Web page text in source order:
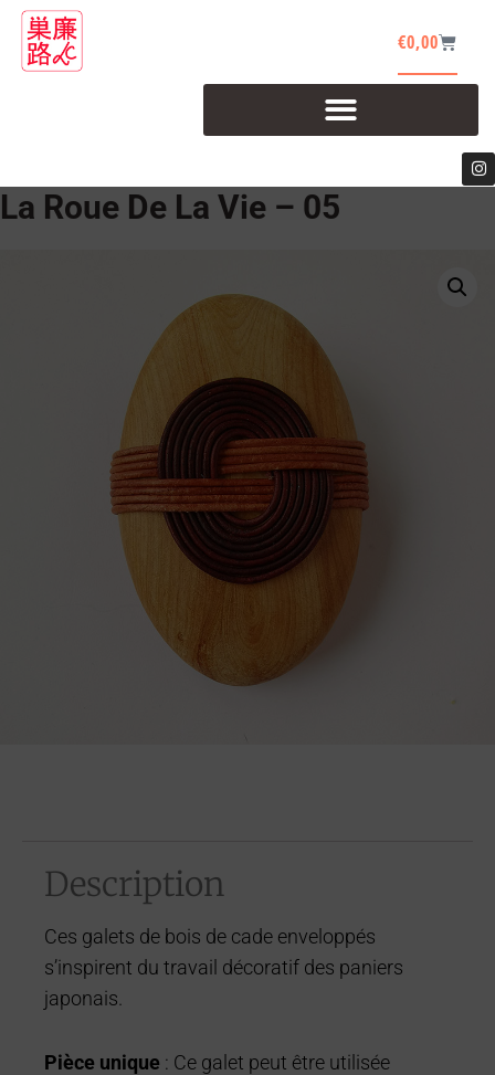
€0,00
La Roue De La Vie – 05
Description
Ces galets de bois de cade enveloppés
s’inspirent du travail décoratif des paniers
japonais.
Pièce unique : Ce galet peut être utilisée